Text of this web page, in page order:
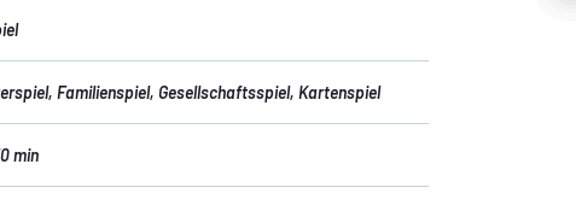
, Familienspiel, Gesellschaftsspiel, Kartenspiel
min